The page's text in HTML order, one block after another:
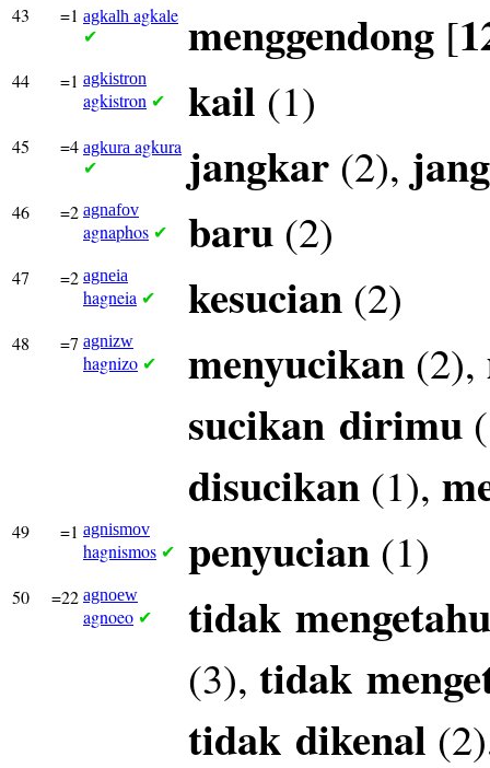
43 =1 agkalh agkale
✔ menggendong [
44 =1 agkistron
agkistron ✔ kail (1)
45 =4 agkura agkura
✔ jangkar (2),
46 =2 agnafov
agnaphos ✔ baru (2)
47 =2 agneia
hagneia ✔ kesucian (2)
48 =7 agnizw
hagnizo ✔ menyucikan (2),
sucikan dirimu
disucikan (1),
49 =1 agnismov
hagnismos ✔ penyucian (1)
50 =22 agnoew
agnoeo ✔ tidak
(3), tidak
tidak dikenal